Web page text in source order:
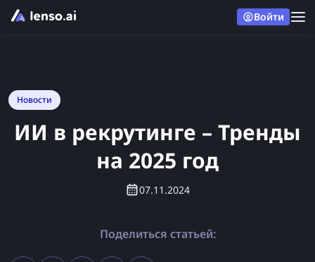
Войти
Новости
ИИ в рекрутинге – Тренды
на 2025 год
07.11.2024
Поделиться статьей: